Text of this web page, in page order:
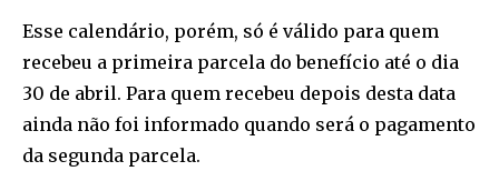
Esse calendário, porém, só é válido para quem
recebeu a primeira parcela do benefício até o dia
30 de abril. Para quem recebeu depois desta data
ainda não foi informado quando será o pagamento
da segunda parcela.